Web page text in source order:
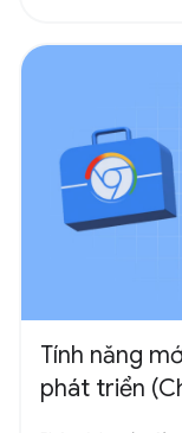
Tính năng
phát triển